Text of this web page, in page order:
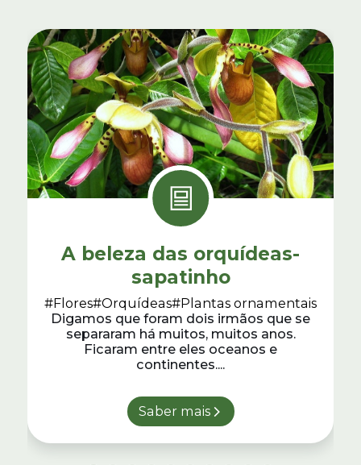
A beleza das orquídeas-
sapatinho
#Flores#Orquídeas#Plantas ornamentais
Digamos que foram dois irmãos que se
separaram há muitos, muitos anos.
Ficaram entre eles oceanos e
continentes....
Saber mais